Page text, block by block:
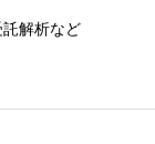
解析など